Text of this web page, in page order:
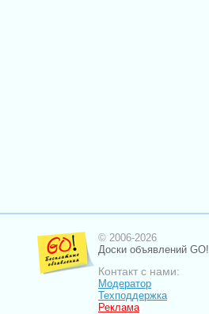
© 2006-2026
Доски объявлений GO!
Контакт с нами:
Модератор
Техподдержка
Реклама